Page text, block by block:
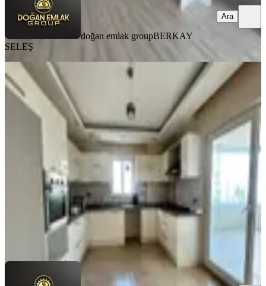
doğan emlak groupBERKAY
SELEŞ
Ara
YENİ
Doğan Emlak Group’tan İlkadım
Kazımkarabekir 4+1 3.kat Kiralık
Daire
Samsun, İlkadım
4+1
220 m²·3. Kat 07.08.2026
doğan emlak groupUĞUR KALPAKLI